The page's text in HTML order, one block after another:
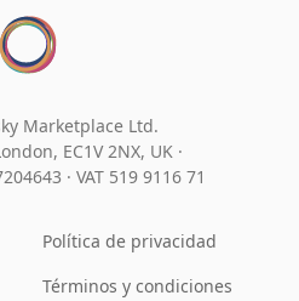
Marketplace Ltd.
EC1V 2NX, UK ·
· VAT 519 9116 71
Política de privacidad
Términos y condiciones